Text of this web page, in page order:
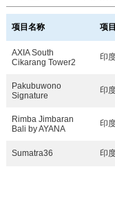
项目名称 项
AXIA South
Cikarang Tower2
印
Pakubuwono
Signature
印
Rimba Jimbaran
Bali by AYANA
印
Sumatra36 印